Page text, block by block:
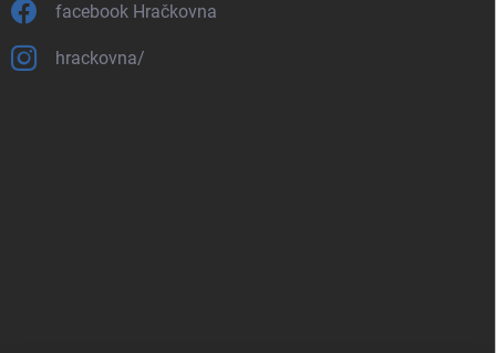
facebook Hračkovna
hrackovna/